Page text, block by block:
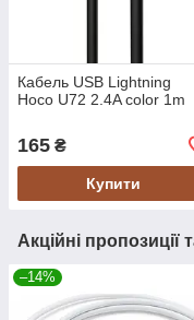
Кабель USB Lightning
Hoco U72 2.4A color 1m
165 ₴
Купити
Акційні пропозиції
–14%